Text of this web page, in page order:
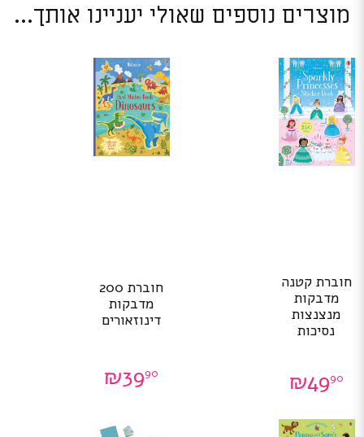
מוצרים נוספים שאולי יעניינו אותך...
חוברת קטנה
מדבקות
מנצנצות
נסיכות
₪4990
חוברת 200
מדבקות
דינוזאורים
₪3990